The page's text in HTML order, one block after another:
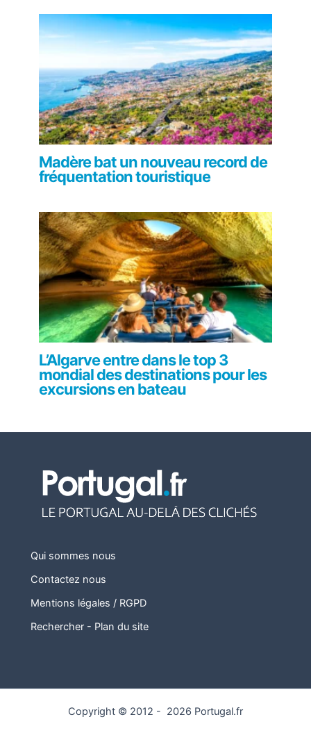
Madère bat un nouveau record de
fréquentation touristique
L’Algarve entre dans le top 3
mondial des destinations pour les
excursions en bateau
Qui sommes nous
Contactez nous
Mentions légales / RGPD
Rechercher- Plan du site
Copyright © 2012 - 2026 Portugal.fr